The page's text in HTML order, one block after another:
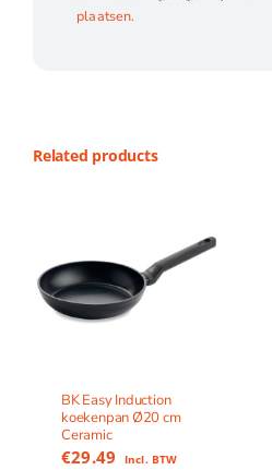
plaatsen.
Related products
BK Easy Induction
koekenpan Ø20 cm
Ceramic
€29.49 Incl. BTW